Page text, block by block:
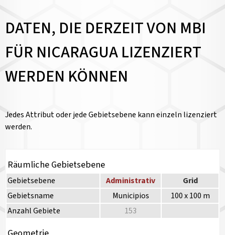
DATEN, DIE DERZEIT VON MBI
FÜR NICARAGUA LIZENZIERT
WERDEN KÖNNEN
Jedes Attribut oder jede Gebietsebene kann einzeln lizenziert
werden.
Räumliche Gebietsebene
Gebietsebene Administrativ
Grid
Gebietsname
Municipios
100 x 100 m
Anzahl Gebiete
153